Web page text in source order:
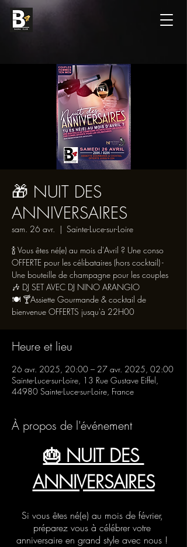
🎁 NUIT DES
ANNIVERSAIRES
sam. 26 avr.
  |
Sainte-Luce-sur-Loire
🍾 Vous êtes né(e) au mois d'Avril ? Une conso
OFFERTE pour les célibataires (hors cocktail) -
Une bouteille de champagne pour les couples
🎶 DJ SET AVEC DJ NINO ARANGIO
🍽 🍸Assiette Gourmande & cocktail de
bienvenue OFFERTS jusqu'à 22H00
Heure et lieu
26 avr. 2025, 20:00 – 27 avr. 2025, 02:00
Sainte-Luce-sur-Loire, 13 Rue Gustave Eiffel,
44980 Sainte-Luce-sur-Loire, France
À propos de l'événement
🎂 NUIT DES
ANNIVERSAIRES
Si vous êtes né(e) au mois de février,
préparez vous à célébrer votre
anniversaire en grand style avec nous !